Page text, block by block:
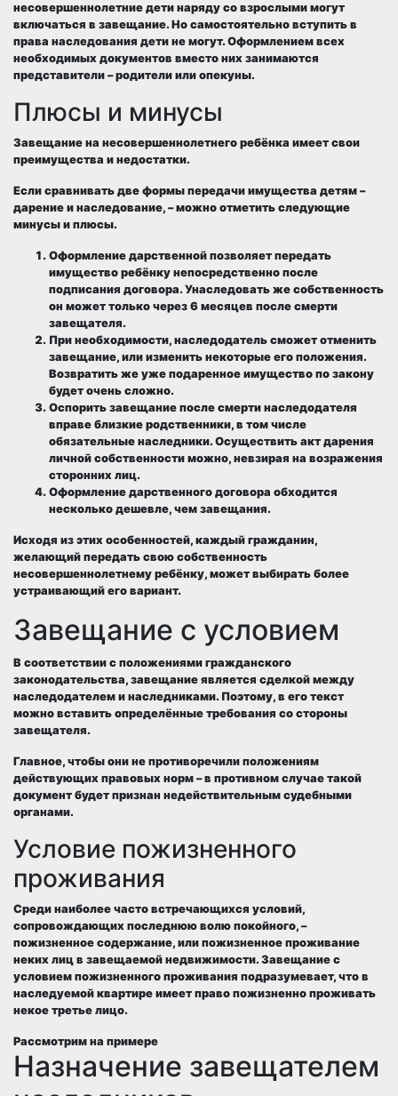
несовершеннолетние дети наряду со взрослыми могут
включаться в завещание. Но самостоятельно вступить в
права наследования дети не могут. Оформлением всех
необходимых документов вместо них занимаются
представители – родители или опекуны.
Плюсы и минусы
Завещание на несовершеннолетнего ребёнка имеет свои
преимущества и недостатки.
Если сравнивать две формы передачи имущества детям –
дарение и наследование, – можно отметить следующие
минусы и плюсы.
Оформление дарственной позволяет передать
имущество ребёнку непосредственно после
подписания договора. Унаследовать же собственность
он может только через 6 месяцев после смерти
завещателя.
При необходимости, наследодатель сможет отменить
завещание, или изменить некоторые его положения.
Возвратить же уже подаренное имущество по закону
будет очень сложно.
Оспорить завещание после смерти наследодателя
вправе близкие родственники, в том числе
обязательные наследники. Осуществить акт дарения
личной собственности можно, невзирая на возражения
сторонних лиц.
Оформление дарственного договора обходится
несколько дешевле, чем завещания.
Исходя из этих особенностей, каждый гражданин,
желающий передать свою собственность
несовершеннолетнему ребёнку, может выбирать более
устраивающий его вариант.
Завещание с условием
В соответствии с положениями гражданского
законодательства, завещание является сделкой между
наследодателем и наследниками. Поэтому, в его текст
можно вставить определённые требования со стороны
завещателя.
Главное, чтобы они не противоречили положениям
действующих правовых норм – в противном случае такой
документ будет признан недействительным судебными
органами.
Условие пожизненного
проживания
Среди наиболее часто встречающихся условий,
сопровождающих последнюю волю покойного, –
пожизненное содержание, или пожизненное проживание
неких лиц в завещаемой недвижимости. Завещание с
условием пожизненного проживания подразумевает, что в
наследуемой квартире имеет право пожизненно проживать
некое третье лицо.
Рассмотрим на примере
Назначение завещателем